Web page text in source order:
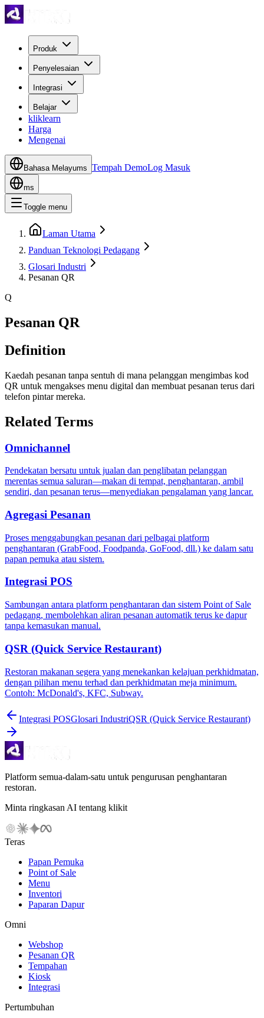
Produk
Penyelesaian
Integrasi
Belajar
kliklearn
Harga
Mengenai
Bahasa Melayums Tempah DemoLog Masuk
ms
Toggle menu
Laman Utama
Panduan Teknologi Pedagang
Glosari Industri
Pesanan QR
Q
Pesanan QR
Definition
Kaedah pesanan tanpa sentuh di mana pelanggan mengimbas kod
QR untuk mengakses menu digital dan membuat pesanan terus dari
telefon pintar mereka.
Related Terms
Omnichannel
Pendekatan bersatu untuk jualan dan penglibatan pelanggan
merentas semua saluran—makan di tempat, penghantaran, ambil
sendiri, dan pesanan terus—menyediakan pengalaman yang lancar.
Agregasi Pesanan
Proses menggabungkan pesanan dari pelbagai platform
penghantaran (GrabFood, Foodpanda, GoFood, dll.) ke dalam satu
papan pemuka atau sistem.
Integrasi POS
Sambungan antara platform penghantaran dan sistem Point of Sale
pedagang, membolehkan aliran pesanan automatik terus ke dapur
tanpa kemasukan manual.
QSR (Quick Service Restaurant)
Restoran makanan segera yang menekankan kelajuan perkhidmatan,
dengan pilihan menu terhad dan perkhidmatan meja minimum.
Contoh: McDonald's, KFC, Subway.
Integrasi POSGlosari IndustriQSR (Quick Service Restaurant)
Platform semua-dalam-satu untuk pengurusan penghantaran
restoran.
Minta ringkasan AI tentang klikit
Teras
Papan Pemuka
Point of Sale
Menu
Inventori
Paparan Dapur
Omni
Webshop
Pesanan QR
Tempahan
Kiosk
Integrasi
Pertumbuhan